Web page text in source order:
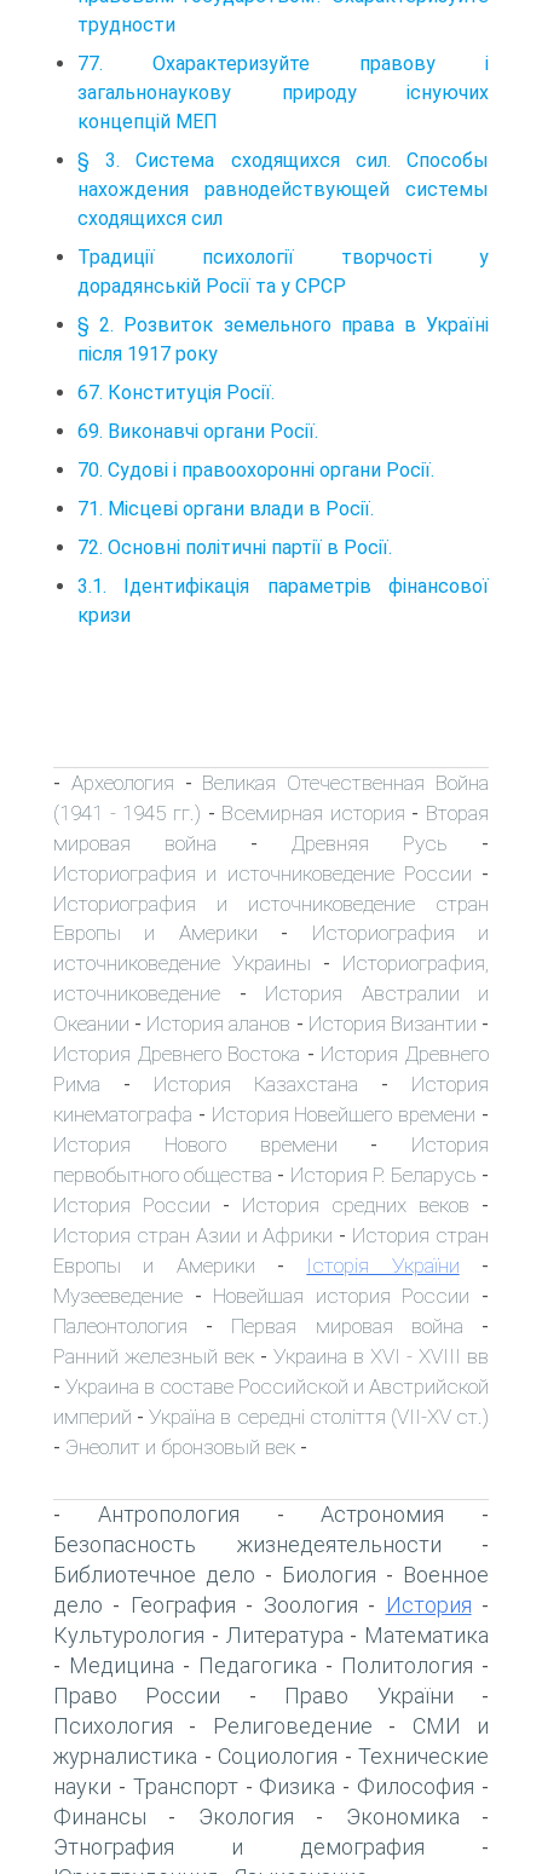
трудности
77. Охарактеризуйте правову і
загальнонаукову природу існуючих
концепцій МЕП
§ 3. Система сходящихся сил. Способы
нахождения равнодействующей системы
сходящихся сил
Традиції психології творчості у
дорадянській Росії та у СРСР
§ 2. Розвиток земельного права в Україні
після 1917 року
67. Конституція Росії.
69. Виконавчі органи Росії.
70. Судові і правоохоронні органи Росії.
71. Місцеві органи влади в Росії.
72. Основні політичні партії в Росії.
3.1. Ідентифікація параметрів фінансової
кризи
- Археология - Великая Отечественная Война
(1941 - 1945 гг.) - Всемирная история - Вторая
мировая война - Древняя Русь -
Историография и источниковедение России -
Историография и источниковедение стран
Европы и Америки - Историография и
источниковедение Украины - Историография,
источниковедение - История Австралии и
Океании - История аланов - История Византии -
История Древнего Востока - История Древнего
Рима - История Казахстана - История
кинематографа - История Новейшего времени -
История Нового времени - История
первобытного общества - История Р. Беларусь -
История России - История средних веков -
История стран Азии и Африки - История стран
Европы и Америки - Історія України -
Музееведение - Новейшая история России -
Палеонтология - Первая мировая война -
Ранний железный век - Украина в XVI - XVIII вв
- Украина в составе Российской и Австрийской
империй -Україна в середні століття (VII-XV ст.)
- Энеолит и бронзовый век -
- Антропология -Астрономия -
Безопасность жизнедеятельности -
Библиотечное дело - Биология - Военное
дело - География - Зоология - История -
Культурология - Литература - Математика
- Медицина - Педагогика - Политология -
Право России - Право України -
Психология - Религоведение - СМИ и
журналистика - Социология - Технические
науки - Транспорт- Физика - Философия -
Финансы - Экология - Экономика -
Этнография и демография -